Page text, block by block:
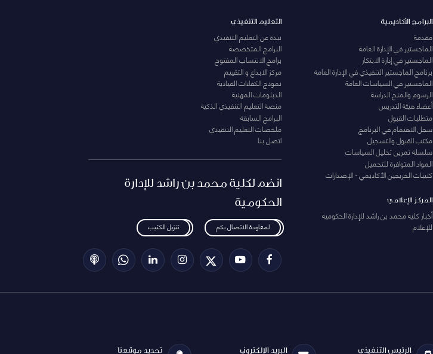
البرامج الأكاديمية
مقدمة
الماجستير في الإدارة العامة
الماجستير في إدارة الابتكار
برنامج الماجستير التنفيذي في الإدارة العامة
الماجستير في السياسات العامة
الرسوم والمنح الدراسة
أعضاء هيئة التدريس
متطلبات القبول
سجل الاهتمام في البرنامج
مكتب القبول والتسجيل
سلسلة تمرين تحليل السياسات
المواد المتوافرة للتحميل
كتيبات الخريجين الأكاديمي - الإصدارات
المركز الإعلامي
أخبار كلية محمد بن راشد للإدارة الحكومية
للإعلام
التعليم التنفيذي
نبذة عن التعليم التنفيذي
البرامج المتخصصة
برامج الانتساب المفتوح
مركز الابداع و التقييم
نموذج الكفاءات القيادية
الدبلومات المهنية
منصة التعليم التنفيذي الذكية
البرامج السابقة
ملخصات التعليم التنقيذي
اتصل بنا
انضم لكلية محمد بن راشد للإدارة
الحكومية
لمعاودة الاتصال بكم تنزيل الكتيب
الرئيس التنفيذي البريد الإلكتروني تحديد موقعنا